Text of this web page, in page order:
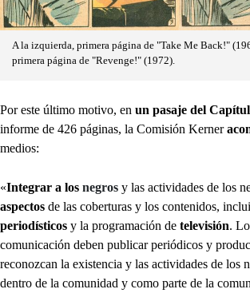
A la izquierda, primera página de "Take Me Back!"
primera página de "Revenge!" (1972).
Por este último motivo, en un pasaje del
informe de 426 páginas, la Comisión Kerner
medios:
«Integrar a los negros y las actividades de los
aspectos de las coberturas y los contenidos,
periodísticos y la programación de televisión.
comunicación deben publicar periódicos y
reconozcan la existencia y las actividades de los
dentro de la comunidad y como parte de la